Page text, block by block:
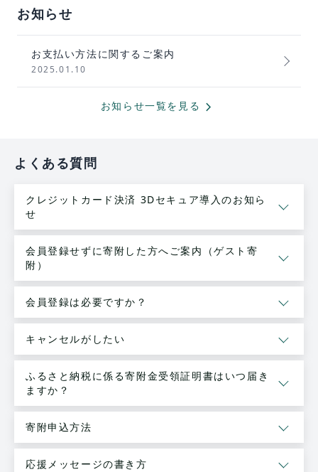
お知らせ
お支払い方法に関するご案内
2025.01.10
お知らせ一覧を見る chevron_forward
よくある質問
クレジットカード決済 3Dセキュア導入のお知ら
せ
会員登録せずに寄附した方へご案内（ゲスト寄
附）
会員登録は必要ですか？
キャンセルがしたい
ふるさと納税に係る寄附金受領証明書はいつ届き
ますか？
寄附申込方法
応援メッセージの書き方